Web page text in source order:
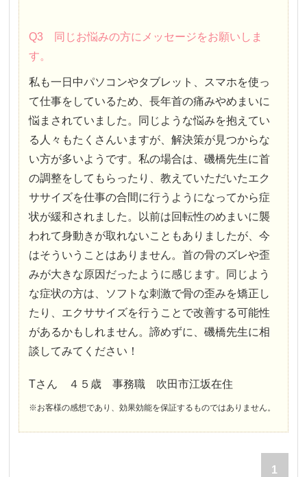
Q3 同じお悩みの方にメッセージをお願いしま
す。
私も一日中パソコンやタブレット、スマホを使っ
て仕事をしているため、長年首の痛みやめまいに
悩まされていました。同じような悩みを抱えてい
る人々もたくさんいますが、解決策が見つからな
い方が多いようです。私の場合は、磯橋先生に首
の調整をしてもらったり、教えていただいたエク
ササイズを仕事の合間に行うようになってから症
状が緩和されました。以前は回転性のめまいに襲
われて身動きが取れないこともありましたが、今
はそういうことはありません。首の骨のズレや歪
みが大きな原因だったように感じます。同じよう
な症状の方は、ソフトな刺激で骨の歪みを矯正し
たり、エクササイズを行うことで改善する可能性
があるかもしれません。諦めずに、磯橋先生に相
談してみてください！
Tさん ４５歳 事務職 吹田市江坂在住
※お客様の感想であり、効果効能を保証するものではありません。
1